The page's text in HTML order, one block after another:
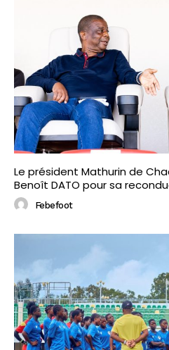
Le président Mathurin de
Benoît DATO pour sa
Febefoot